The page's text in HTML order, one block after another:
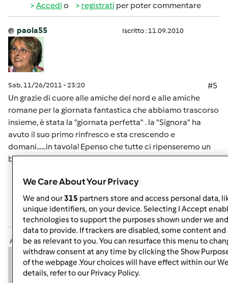
Accedi o registrati per poter commentare
paola55 Iscritto : 11.09.2010
Sab, 11/26/2011 - 23:20
#5
Un grazie di cuore alle amiche del nord e alle amiche
romane per la giornata fantastica che abbiamo trascorso
insieme, è stata la "giornata perfetta" . la "Signora" ha
avuto il suo primo rinfresco e sta crescendo e
domani......in tavola! Epenso che tutte ci ripenseremo un
bel pò
Accedio registratiper poter commentare
Anonimo (non verificato)
We Care About Your Privacy
We and our315 partners store and access personal data,
unique identifiers, on your device. Selecting I Accept
technologies to support the purposes shown under we
data to provide. If trackers are disabled, some content and
be as relevant to you. You can resurface this menu to
withdraw consent at any time by clicking the Show
of the webpage .Your choices will have effect within our
details, refer to our Privacy Policy.